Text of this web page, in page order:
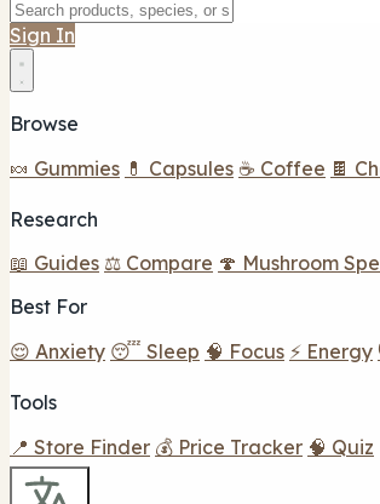
Sign In
Browse
🍬 Gummies 💊 Capsules ☕ Coffee 🍫
Research
📖 Guides ⚖️ Compare 🍄 Mushroom
Best For
😌 Anxiety 😴 Sleep 🧠 Focus ⚡ Energy
Tools
📍 Store Finder 💰 Price Tracker 🧠 Quiz